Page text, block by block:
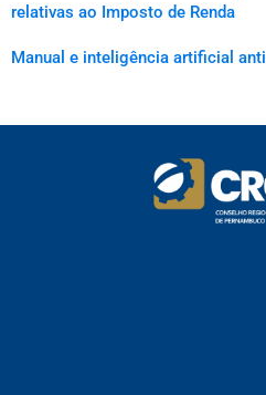
relativas ao Imposto de Renda
Manual e inteligência artificial